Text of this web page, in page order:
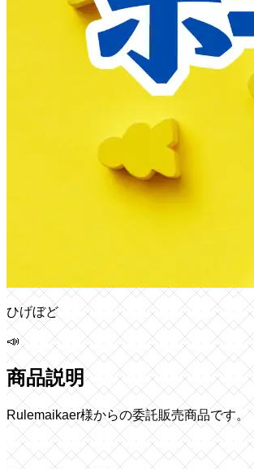
ひげぼど
📣
商品説明
Rulemaikaer様からの委託販売商品です。